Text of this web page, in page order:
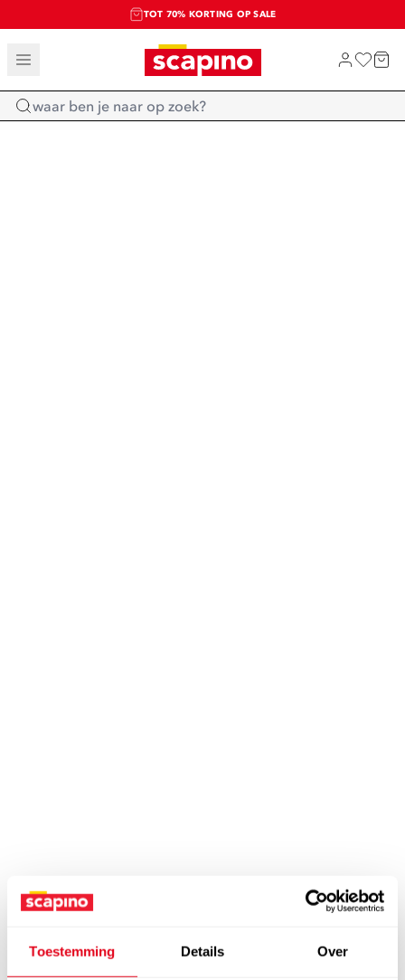
Toestemming Details Over
TOT 70% KORTING OP SALE
SALE: LAATSTE KANS!
SHOP NIEUW
Home